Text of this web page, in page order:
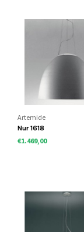
Artemide
Nur 1618
€1.469,00